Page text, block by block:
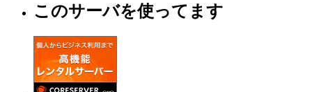
このサーバを使ってます